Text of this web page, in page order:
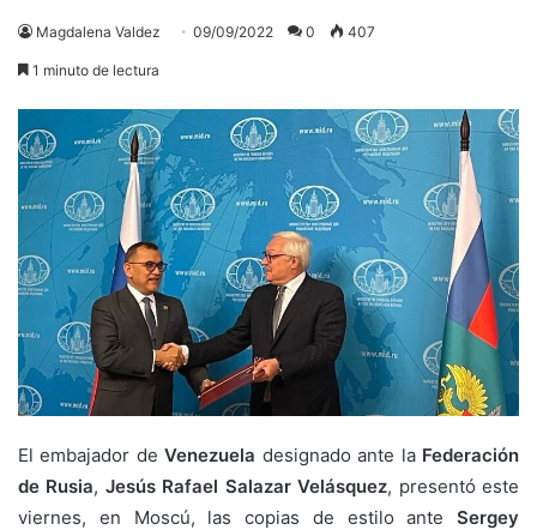
Magdalena Valdez 09/09/2022 0 407
1 minuto de lectura
El embajador deVenezuela designado ante la Federación
de Rusia, Jesús Rafael Salazar Velásquez, presentó este
viernes, en Moscú, las copias de estilo ante Sergey